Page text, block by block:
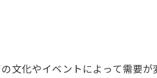
文化やイベントによって需要が